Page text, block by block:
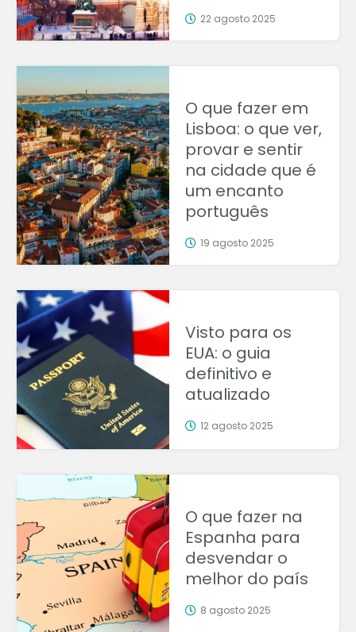
22 agosto 2025
O que fazer em
Lisboa: o que ver,
provar e sentir
na cidade que é
um encanto
português
19 agosto 2025
Visto para os
EUA: o guia
definitivo e
atualizado
12 agosto 2025
O que fazer na
Espanha para
desvendar o
melhor do país
8 agosto 2025